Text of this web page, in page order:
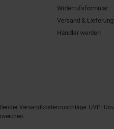
Widerrufsformular
Versand & Lieferung
Händler werden
Versandkostenzuschläge. UVP: